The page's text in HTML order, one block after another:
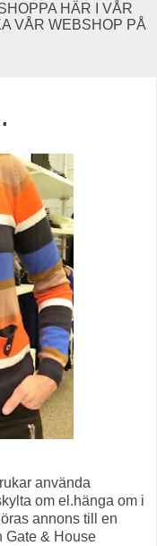
HÄR I VÅR
VÅR WEBSHOP PÅ
använda
om el.hänga om i
annons till en
Gate & House